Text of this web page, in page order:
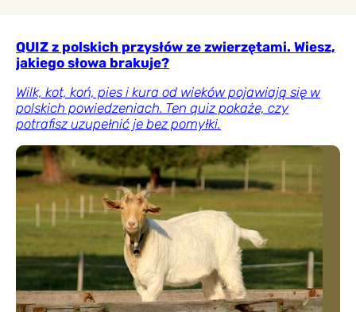
QUIZ z polskich przysłów ze zwierzętami. Wiesz,
jakiego słowa brakuje?
Wilk, kot, koń, pies i kura od wieków pojawiają się w
polskich powiedzeniach. Ten quiz pokaże, czy
potrafisz uzupełnić je bez pomyłki.